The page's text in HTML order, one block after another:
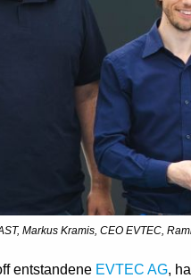
Markus Kramis, CEO EVTEC,
entstandene EVTEC AG,